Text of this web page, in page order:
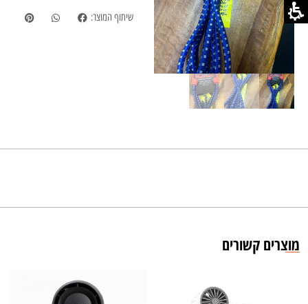
שיתוף המוצר:
מוצרים קשורים